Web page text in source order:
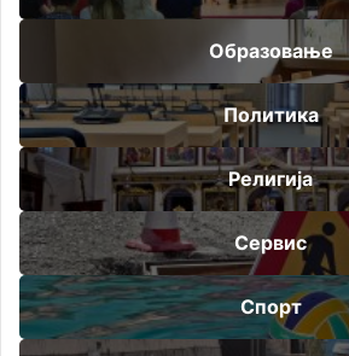
Образовање
Политика
Религија
Сервис
Спорт